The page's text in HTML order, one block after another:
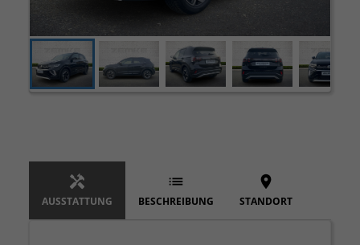
AUSSTATTUNG BESCHREIBUNG STANDORT